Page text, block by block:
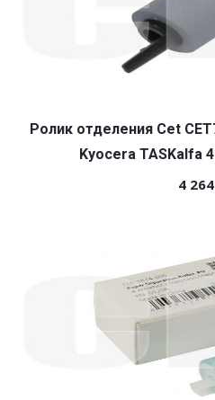
Ролик отделения Cet
Kyocera TASKalfa
4 264